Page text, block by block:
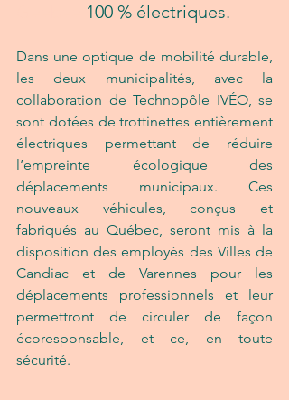
100 % électriques.
Dans une optique de mobilité durable,
les deux municipalités, avec la
collaboration de Technopôle IVÉO, se
sont dotées de trottinettes entièrement
électriques permettant de réduire
l’empreinte écologique des
déplacements municipaux. Ces
nouveaux véhicules, conçus et
fabriqués au Québec, seront mis à la
disposition des employés des Villes de
Candiac et de Varennes pour les
déplacements professionnels et leur
permettront de circuler de façon
écoresponsable, et ce, en toute
sécurité.